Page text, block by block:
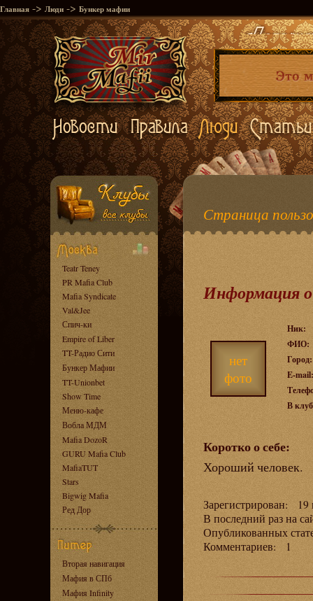
Главная -> Люди -> Бункер мафии
Teatr Teney
PR Mafia Club
Mafia Syndicate
Val&Jee
Спич-ки
Empire of Liber
TT-Радио Сити
Бункер Мафии
TT-Unionbet
Show Time
Меню-кафе
Вобла МДМ
Mafia DozoR
GURU Mafia Club
MafiaTUT
Stars
Bigwig Mafia
Ред Дор
Вторая навигация
Мафия в СПб
Мафия Infinity
Страница
Информация о
нет
фото
Ник:
ФИО:
Город:
E-mail:
В
Коротко о себе:
Хороший человек.
Зарегистрирован: 19
В последний раз на
Опубликованных
Комментариев: 1